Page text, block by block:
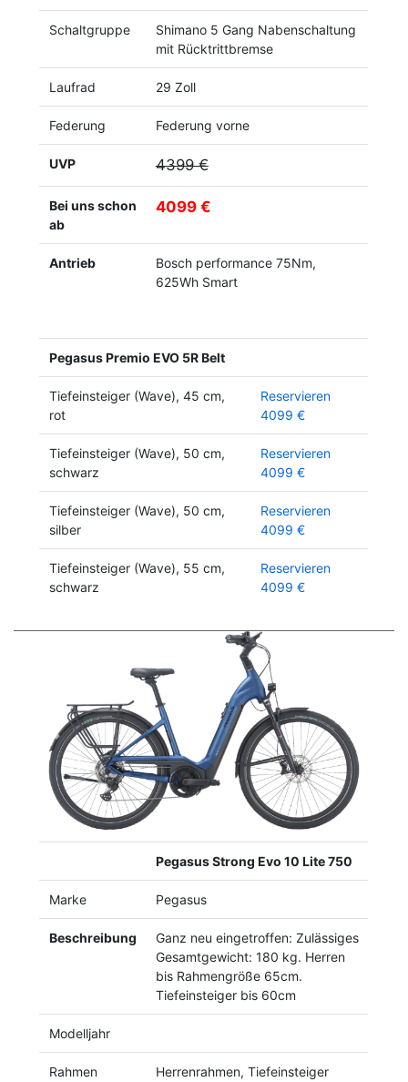
Schaltgruppe
Shimano 5 Gang Nabenschaltung
mit Rücktrittbremse
Laufrad 29 Zoll
Federung Federung vorne
UVP 4399 €
Bei uns schon
ab
4099 €
Antrieb
Bosch performance 75Nm,
625Wh Smart
Pegasus Premio EVO 5R Belt
Tiefeinsteiger (Wave), 45 cm,
rot
Reservieren
4099 €
Tiefeinsteiger (Wave), 50 cm,
schwarz
Reservieren
4099 €
Tiefeinsteiger (Wave), 50 cm,
silber
Reservieren
4099 €
Tiefeinsteiger (Wave), 55 cm,
schwarz
Reservieren
4099 €
Previous
Pegasus Strong Evo 10 Lite 750
Marke Pegasus
Beschreibung
Ganz neu eingetroffen: Zulässiges
Gesamtgewicht: 180 kg. Herren
bis Rahmengröße 65cm.
Tiefeinsteiger bis 60cm
Modelljahr
Rahmen
Herrenrahmen, Tiefeinsteiger